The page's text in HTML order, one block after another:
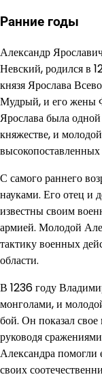
Ранние годы
Александр
Невский, родился в
князя Ярослава
Мудрый, и его жены
Ярослава была
княжестве, и
С самого раннего
науками. Его отец и
известны своим
армией. Молодой
тактику военных
области.
В 1236 году
монголами, и
бой. Он показал
руководя
Александра помогли
своих